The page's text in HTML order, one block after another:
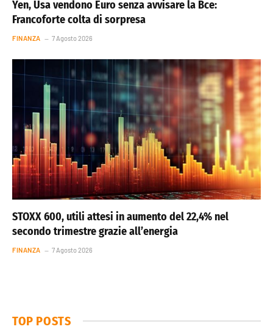
Yen, Usa vendono Euro senza avvisare la Bce:
Francoforte colta di sorpresa
FINANZA 7 Agosto 2026
STOXX 600, utili attesi in aumento del 22,4% nel
secondo trimestre grazie all’energia
FINANZA 7 Agosto 2026
TOP POSTS